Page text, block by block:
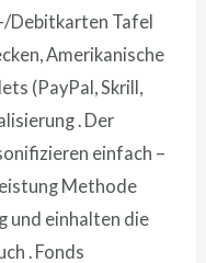
Debitkarten Tafel
Amerikanische
(PayPal, Skrill,
. Der
einfach –
Methode
und einhalten die
. Fonds